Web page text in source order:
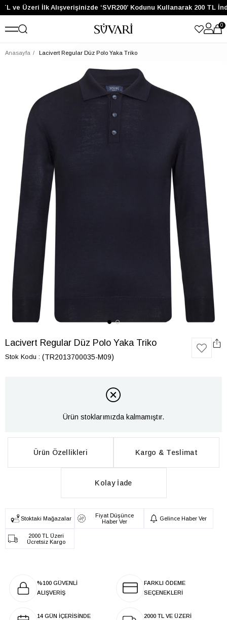
ve Üzeri İlk Alışverişinizde ‘SVR200’ Kodunu Kullanarak 200 TL
0
Anasayfa Lacivert Regular Düz Polo Yaka Triko
Lacivert Regular Düz Polo Yaka Triko
Stok Kodu (TR2013700035-M09)
Ürün stoklarımızda kalmamıştır.
Ürün Özellikleri Kargo & Teslimat
Kolay İade
Stoktaki Mağazalar
Fiyat Düşünce
Haber Ver
Gelince Haber Ver
2000 TL Üzeri
Ücretsiz Kargo
%100 GÜVENLİ
ALIŞVERİŞ
FARKLI ÖDEME
SEÇENEKLERİ
14 GÜN İÇERİSİNDE
2000 TL VE ÜZERİ